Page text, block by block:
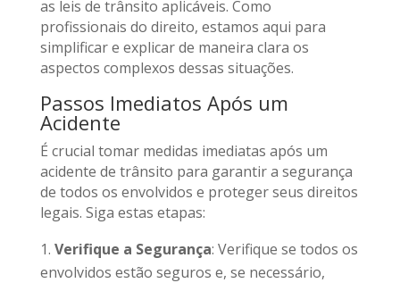
as leis de trânsito aplicáveis. Como
profissionais do direito, estamos aqui para
simplificar e explicar de maneira clara os
aspectos complexos dessas situações.
Passos Imediatos Após um
Acidente
É crucial tomar medidas imediatas após um
acidente de trânsito para garantir a segurança
de todos os envolvidos e proteger seus direitos
legais. Siga estas etapas:
Verifique a Segurança: Verifique se todos os
envolvidos estão seguros e, se necessário,